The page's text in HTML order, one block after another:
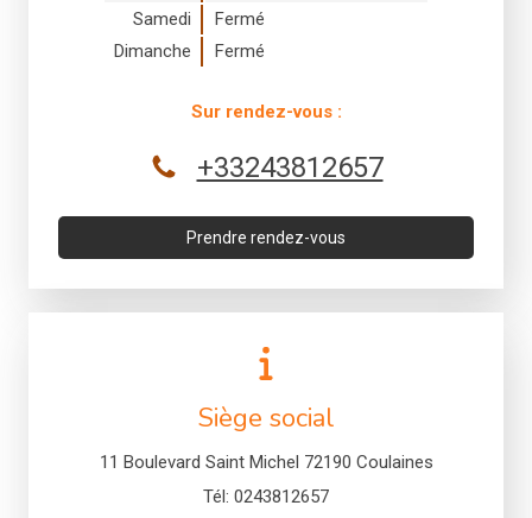
Samedi
Fermé
Dimanche
Fermé
Sur rendez-vous :
+33243812657
Prendre rendez-vous
Siège social
11 Boulevard Saint Michel 72190 Coulaines
Tél: 0243812657